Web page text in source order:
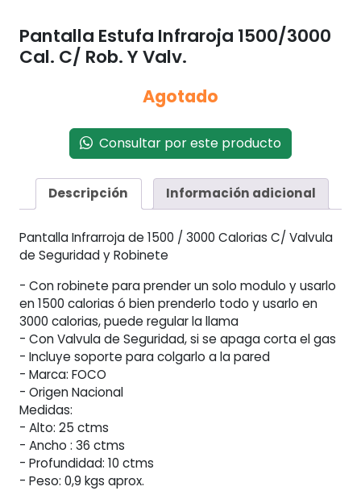
Pantalla Estufa Infraroja 1500/3000
Cal. C/ Rob. Y Valv.
Agotado
Consultar por este producto
Descripción Información adicional
Pantalla Infrarroja de 1500 / 3000 Calorias C/ Valvula
de Seguridad y Robinete
- Con robinete para prender un solo modulo y usarlo
en 1500 calorias ó bien prenderlo todo y usarlo en
3000 calorias, puede regular la llama
- Con Valvula de Seguridad, si se apaga corta el gas
- Incluye soporte para colgarlo a la pared
- Marca: FOCO
- Origen Nacional
Medidas:
- Alto: 25 ctms
- Ancho : 36 ctms
- Profundidad: 10 ctms
- Peso: 0,9 kgs aprox.